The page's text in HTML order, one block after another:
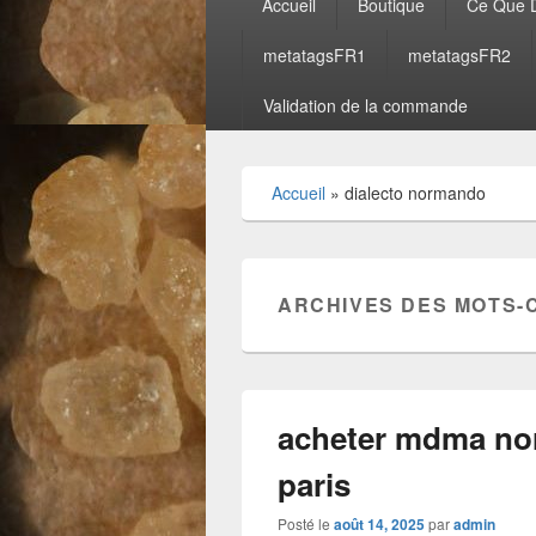
principal
metatagsFR1 metatagsFR2
Validation de la commande
Accueil » dialecto normando
ARCHIVES DES MOTS-
acheter mdma
paris
Posté le août 14, 2025paradmin